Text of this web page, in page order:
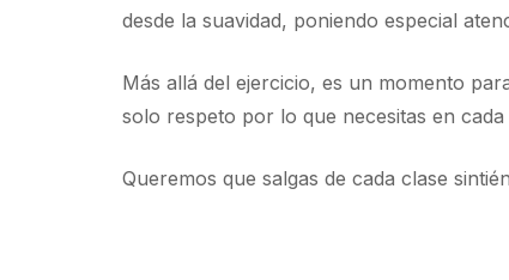
desde la suavidad, poniendo especial
Más allá del ejercicio, es un momento
solo respeto por lo que necesitas en cada
Queremos que salgas de cada clase